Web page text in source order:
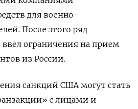
для военно-
После этого ряд
ввел ограничения на прием
из России.
санкций США могут стать
с лицами и